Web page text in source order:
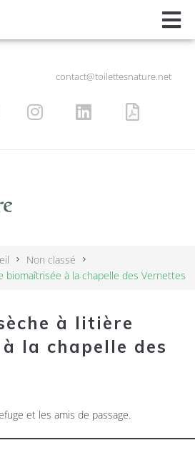
contact@toilettesnature.net
Non classé
à la chapelle des Vernettes
à litière
la chapelle des
et les amis de passage.